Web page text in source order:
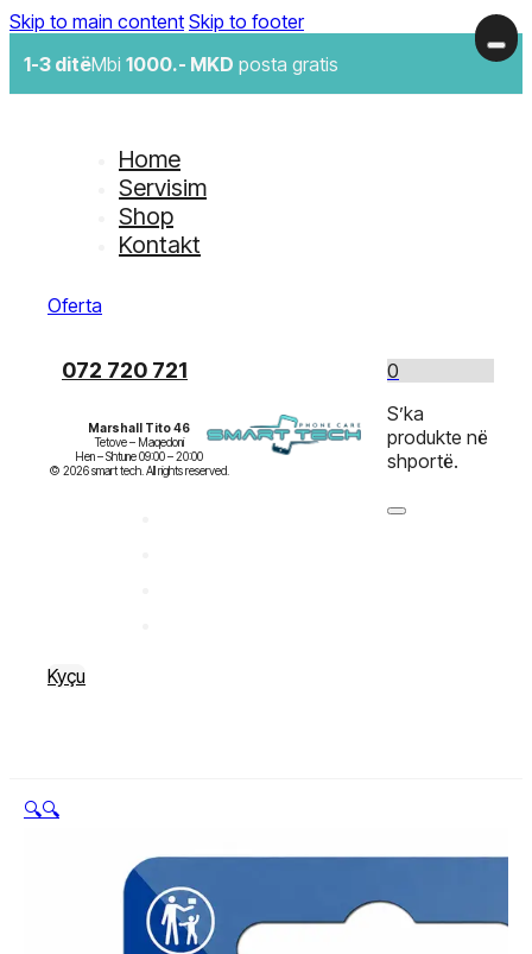
Skip to main content Skip to footer
1-3 ditëMbi 1000.- MKD posta gratis
Home
Servisim
Shop
Kontakt
Oferta
072 720 721
Marshall Tito 46
Tetove – Maqedoni
Hen – Shtune 09:00 – 20:00
Kyçu
0
S’ka
produkte në
shportë.
🔍🔍